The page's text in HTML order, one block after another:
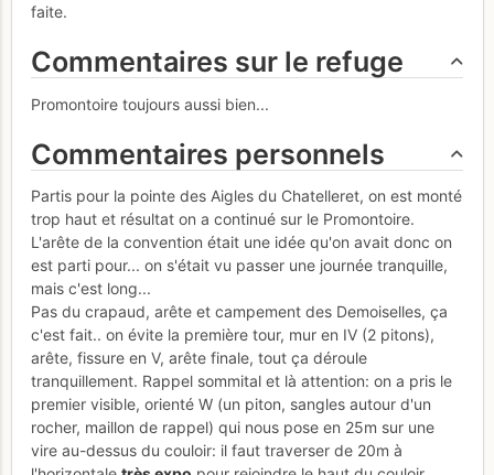
faite.
Commentaires sur le refuge
Promontoire toujours aussi bien...
Commentaires personnels
Partis pour la pointe des Aigles du Chatelleret, on est monté
trop haut et résultat on a continué sur le Promontoire.
L'arête de la convention était une idée qu'on avait donc on
est parti pour... on s'était vu passer une journée tranquille,
mais c'est long...
Pas du crapaud, arête et campement des Demoiselles, ça
c'est fait.. on évite la première tour, mur en IV (2 pitons),
arête, fissure en V, arête finale, tout ça déroule
tranquillement. Rappel sommital et là attention: on a pris le
premier visible, orienté W (un piton, sangles autour d'un
rocher, maillon de rappel) qui nous pose en 25m sur une
vire au-dessus du couloir: il faut traverser de 20m à